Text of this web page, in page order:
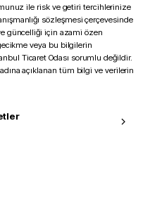
ile risk ve getiri tercihlerinize
sözleşmesi çerçevesinde
güncelliği için azami özen
veya bu bilgilerin
Ticaret Odası sorumlu değildir.
açıklanan tüm bilgi ve verilerin